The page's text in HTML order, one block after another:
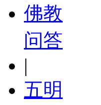
佛教
问答
|
五明